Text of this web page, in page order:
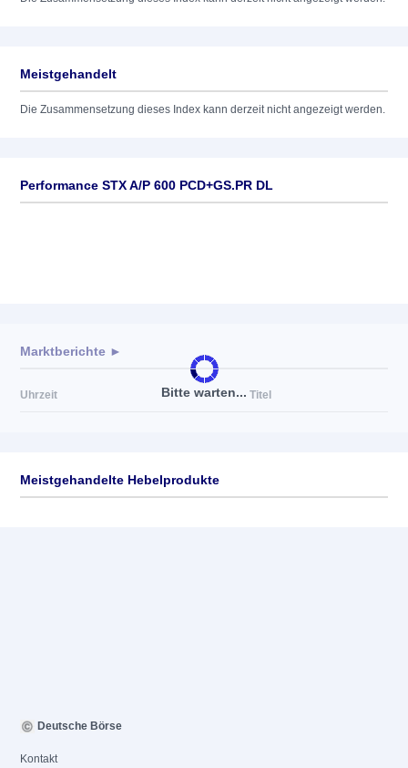
Meistgehandelt
Die Zusammensetzung dieses Index kann derzeit nicht angezeigt werden.
Performance STX A/P 600 PCD+GS.PR DL
Bitte warten...
Marktberichte ►
Uhrzeit Titel
Meistgehandelte Hebelprodukte
Deutsche Börse
Kontakt